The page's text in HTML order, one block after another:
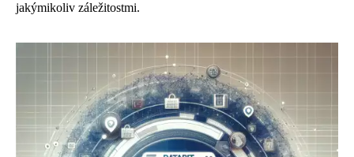
jakýmikoliv záležitostmi.